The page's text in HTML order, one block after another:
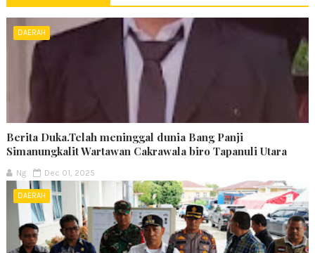
DAERAH
Berita Duka.Telah meninggal dunia Bang Panji
Simanungkalit Wartawan Cakrawala biro Tapanuli Utara
Ng Dec 01, 2025
DAERAH